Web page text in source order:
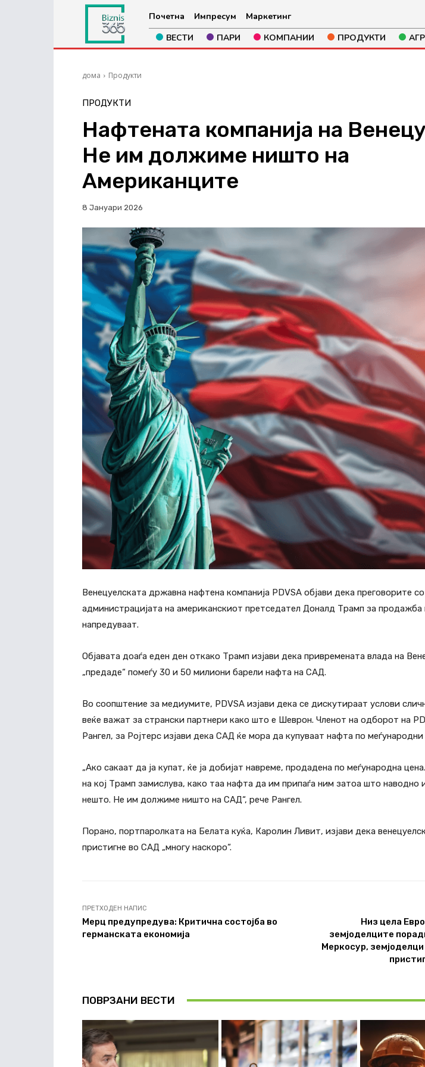
Почетна Импресум
Маркетинг
ВЕСТИ
ПАРИ КОМПАНИИ ПРОДУКТИ
дома Продукти
ПРОДУКТИ
Нафтената компанија на
Не им должиме ништо на
Американците
8 Јануари 2026
Венецуелската државна нафтена компанија PDVSA објави дека преговорите со
администрацијата на американскиот претседател Доналд Трамп за
напредуваат.
Објавата доаѓа еден ден откако Трамп изјави дека привремената влада на
„предаде“ помеѓу 30 и 50 милиони барели нафта на САД.
Во соопштение за медиумите, PDVSA изјави дека се дискутираат услови
веќе важат за странски партнери како што е Шеврон. Членот на одборот на
Рангел, за Ројтерс изјави дека САД ќе мора да купуваат нафта по меѓународни
„Ако сакаат да ја купат, ќе ја добијат навреме, продадена по меѓународна
на кој Трамп замислува, како таа нафта да им припаѓа ним затоа што
нешто. Не им должиме ништо на САД“, рече Рангел.
Порано, портпаролката на Белата куќа, Каролин Ливит, изјави дека
пристигне во САД „многу наскоро“.
ПРЕТХОДЕН НАПИС
Мерц предупредува: Критична состојба во
германската економија
Низ цела
земјоделците
Меркосур,
ПОВРЗАНИ ВЕСТИ